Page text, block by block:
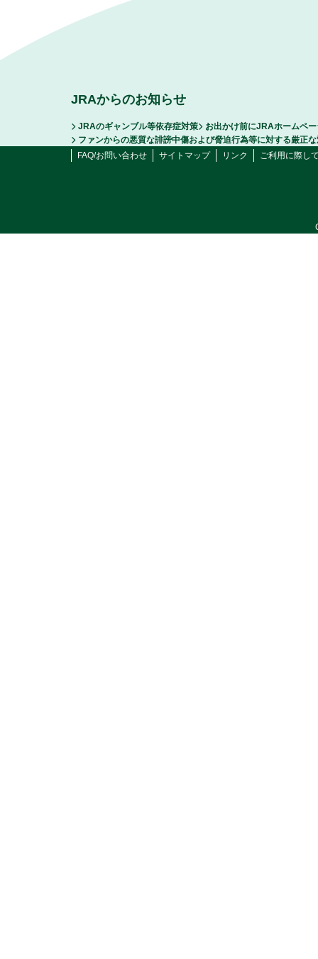
JRAからのお知らせ
JRAのギャンブル等依存症対策
お出かけ前にJRAホームペ
ファンからの悪質な誹謗中傷および脅迫行為等に対する厳正
FAQ/お問い合わせ
サイトマップ リンク ご利用に際し